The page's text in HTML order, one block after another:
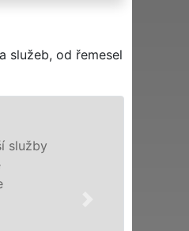
služeb, od řemesel